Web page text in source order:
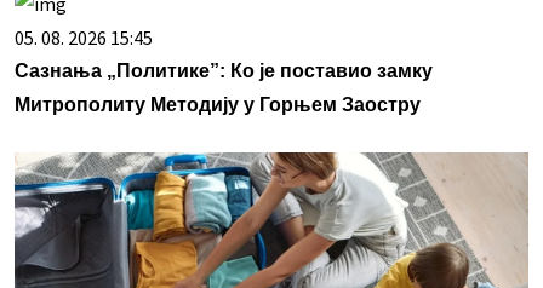
05. 08. 2026 15:45
Сазнања „Политике”: Ко је поставио замку
Митрополиту Методију у Горњем Заостру